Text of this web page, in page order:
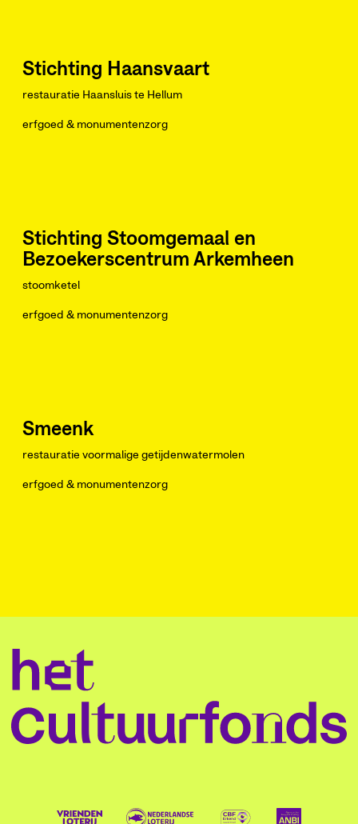
Stichting Haansvaart
restauratie Haansluis te Hellum
erfgoed & monumentenzorg
Stichting Stoomgemaal en
Bezoekerscentrum Arkemheen
stoomketel
erfgoed & monumentenzorg
Smeenk
restauratie voormalige getijdenwatermolen
erfgoed & monumentenzorg